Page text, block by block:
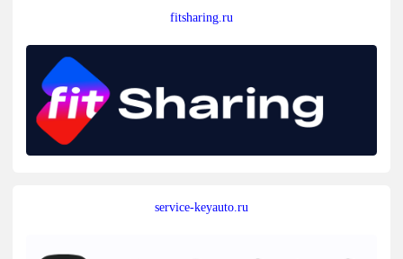
fitsharing.ru
service-keyauto.ru